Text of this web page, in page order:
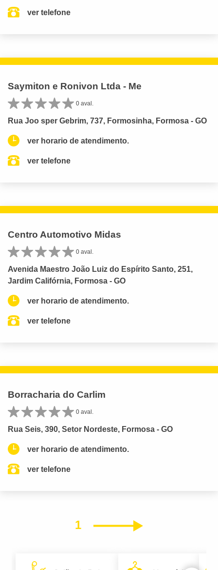
ver telefone
Saymiton e Ronivon Ltda - Me
0 aval.
Rua Joo sper Gebrim, 737, Formosinha, Formosa - GO
ver horario de atendimento.
ver telefone
Centro Automotivo Midas
0 aval.
Avenida Maestro João Luiz do Espírito Santo, 251,
Jardim Califórnia, Formosa - GO
ver horario de atendimento.
ver telefone
Borracharia do Carlim
0 aval.
Rua Seis, 390, Setor Nordeste, Formosa - GO
ver horario de atendimento.
ver telefone
1 Próximo